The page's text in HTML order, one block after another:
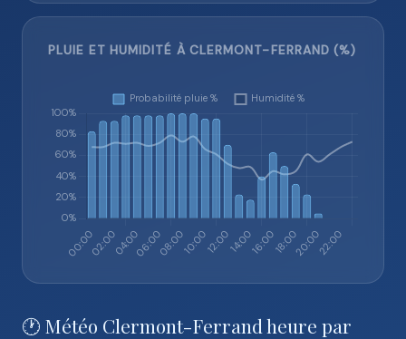
PLUIE ET HUMIDITÉ À CLERMONT-FERRAND (%)
🕐 Météo Clermont-Ferrand heure par